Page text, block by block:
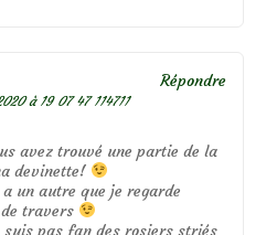
à 19 07 47 114711
avez trouvé une partie de la
devinette!
un autre que je regarde
travers
suis pas fan des rosiers striés
Répondre